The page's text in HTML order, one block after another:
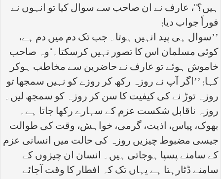
ہیں؟‘‘، عارف نے ان صاحب سے سوال کیا تو انہوں نے
فوراً جواب دیا:
’’سوال ہی پید انہیں ہوتا۔ جب تک دم میں دم ہے،
کوئی مسلمان اس کا تصور نہیں کرسکتا۔‘‘وہ صاحب
خاموش ہوئے تو عارف نے حاضرین سے مخاطب ہوکر
کہا: ’’اگر آپ نے روزہ رکھ کر روزے کو نہیں سمجھا تو
روزہ توڑ نے کی کیفیت کا سن کر روزہ کو سمجھ لیں۔
روزہ ناقابل شکست عزم کے سہارے رکھا جاتا ہے۔
بھوک، پیاس، اذیت، گرمی، خواہش، وقت کی طوالت
جیسی مضبوط چیزیں روزہ کی حالت میں انسانی عزم
کے سامنے پسپا ہوجاتی ہیں۔ انسان ان چیزوں کے
سامنے ڈٹارہتا ہے یہاں تک کہ افطار کا وقت آجائے